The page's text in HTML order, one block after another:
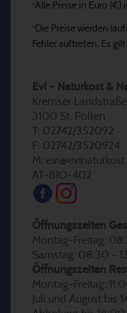
*Alle Preise in Euro (€)
* Die Preise werden
Fehler auftreten. Es gilt
Evi - Naturkost &
Kremser
3100 St. Pölten
T: 02742/352092
F: 02742/3520924
M:
AT-BIO-402
Öffnungszeiten
Montag-Freitag:
Samstag: 08:30 -
Öffnungszeiten
Montag-Freitag:
Juli und August bis